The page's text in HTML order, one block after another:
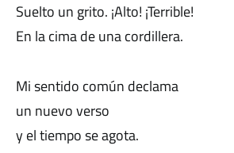
Suelto un grito. ¡Alto! ¡Terrible!
En la cima de una cordillera.
Mi sentido común declama
un nuevo verso
y el tiempo se agota.